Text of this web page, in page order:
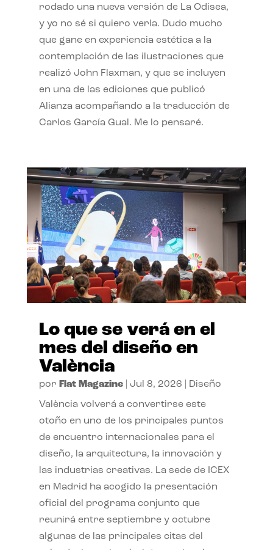
rodado una nueva versión de La Odisea,
y yo no sé si quiero verla. Dudo mucho
que gane en experiencia estética a la
contemplación de las ilustraciones que
realizó John Flaxman, y que se incluyen
en una de las ediciones que publicó
Alianza acompañando a la traducción de
Carlos García Gual. Me lo pensaré.
Lo que se verá en el
mes del diseño en
València
por Flat Magazine| Jul 8, 2026 Diseño
València volverá a convertirse este
otoño en uno de los principales puntos
de encuentro internacionales para el
diseño, la arquitectura, la innovación y
las industrias creativas. La sede de ICEX
en Madrid ha acogido la presentación
oficial del programa conjunto que
reunirá entre septiembre y octubre
algunas de las principales citas del